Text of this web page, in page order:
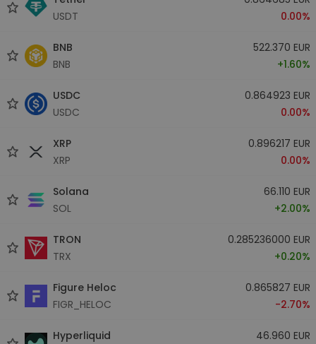
USDT
0.00%
BNB
BNB
522.370 EUR
+1.60%
USDC
USDC
0.864923 EUR
0.00%
XRP
XRP
0.896217 EUR
0.00%
Solana
SOL
66.110 EUR
+2.00%
TRON
TRX
0.285236000 EUR
+0.20%
Figure Heloc
FIGR_HELOC
0.865827 EUR
-2.70%
Hyperliquid
46.960 EUR